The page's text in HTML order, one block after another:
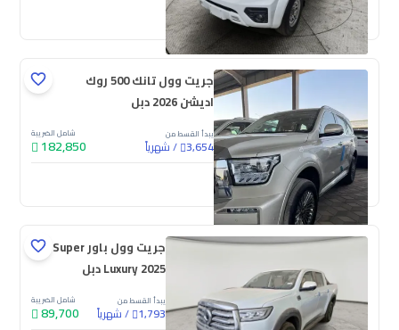
جديدة
جريت وول تانك 500 روك
اديشن 2026 دبل
يبدأ القسط من
3,654
/شهرياً
شامل الضريبة
182,850
جديدة
جريت وول باور Super
Luxury 2025 دبل
يبدأ القسط من
1,793
/شهرياً
شامل الضريبة
89,700